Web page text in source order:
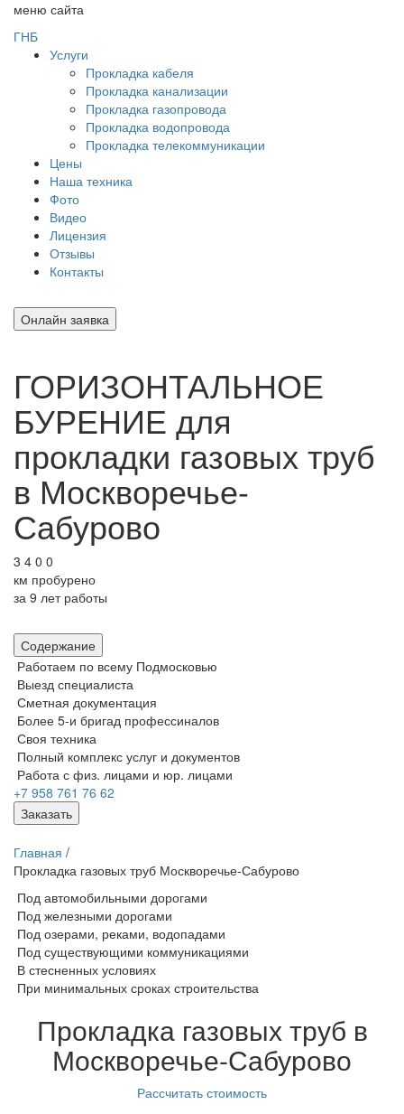
меню сайта
ГНБ
Услуги
Прокладка кабеля
Прокладка канализации
Прокладка газопровода
Прокладка водопровода
Прокладка телекоммуникации
Цены
Наша техника
Фото
Видео
Лицензия
Отзывы
Контакты
Онлайн заявка
ГОРИЗОНТАЛЬНОЕ
БУРЕНИЕ для
прокладки газовых труб
в Москворечье-
Сабурово
3 4 0 0
км пробурено
за 9 летработы
Содержание
Работаем по всему Подмосковью
Выезд специалиста
Сметная документация
Более 5-и бригад профессиналов
Своя техника
Полный комплекс услуг и документов
Работа с физ. лицами и юр. лицами
+7 958 761 76 62
Заказать
Главная /
Прокладка газовых труб Москворечье-Сабурово
Под автомобильными дорогами
Под железными дорогами
Под озерами, реками, водопадами
Под существующими коммуникациями
В стесненных условиях
При минимальных сроках строительства
Прокладка газовых труб в
Москворечье-Сабурово
Рассчитать стоимость